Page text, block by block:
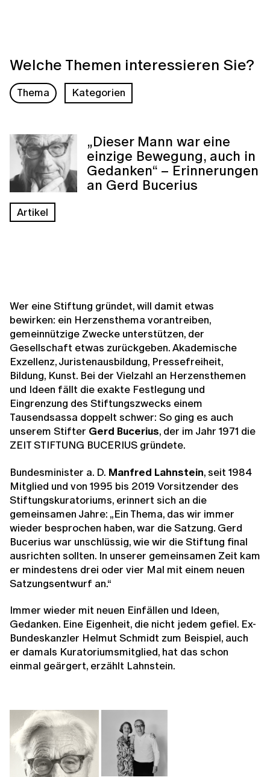
Welche Themen interessieren Sie?
Thema Kategorien
„Dieser Mann war eine
einzige Bewegung, auch in
Gedanken“ – Erinnerungen
an Gerd Bucerius
Artikel
Wer eine Stiftung gründet, will damit etwas
bewirken: ein Herzensthema vorantreiben,
gemeinnützige Zwecke unterstützen, der
Gesellschaft etwas zurückgeben. Akademische
Exzellenz, Juristenausbildung, Pressefreiheit,
Bildung, Kunst. Bei der Vielzahl an Herzensthemen
und Ideen fällt die exakte Festlegung und
Eingrenzung des Stiftungszwecks einem
Tausendsassa doppelt schwer: So ging es auch
unserem Stifter Gerd Bucerius, der im Jahr 1971 die
ZEIT STIFTUNG BUCERIUS gründete.
Bundesminister a. D. Manfred Lahnstein, seit 1984
Mitglied und von 1995 bis 2019 Vorsitzender des
Stiftungskuratoriums, erinnert sich an die
gemeinsamen Jahre: „Ein Thema, das wir immer
wieder besprochen haben, war die Satzung. Gerd
Bucerius war unschlüssig, wie wir die Stiftung final
ausrichten sollten. In unserer gemeinsamen Zeit kam
er mindestens drei oder vier Mal mit einem neuen
Satzungsentwurf an.“
Immer wieder mit neuen Einfällen und Ideen,
Gedanken. Eine Eigenheit, die nicht jedem gefiel. Ex-
Bundeskanzler Helmut Schmidt zum Beispiel, auch
er damals Kuratoriumsmitglied, hat das schon
einmal geärgert, erzählt Lahnstein.